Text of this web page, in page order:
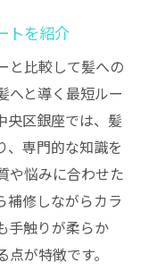
トを紹介
と比較して髪への
へと導く最短ルー
央区銀座では、髪
、専門的な知識を
や悩みに合わせた
補修しながらカラ
手触りが柔らか
が特徴です。